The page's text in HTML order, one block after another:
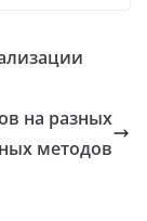
на разных
методов